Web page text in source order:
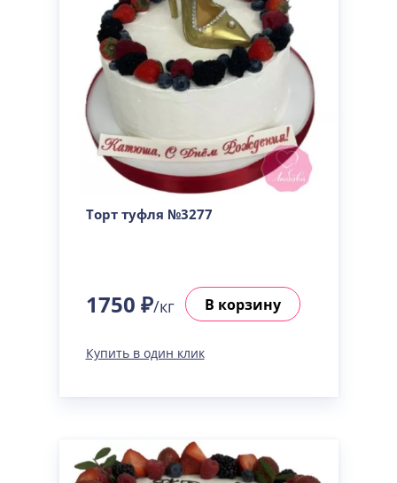
Торт туфля №3277
1750 ₽/кг В корзину
Купить в один клик